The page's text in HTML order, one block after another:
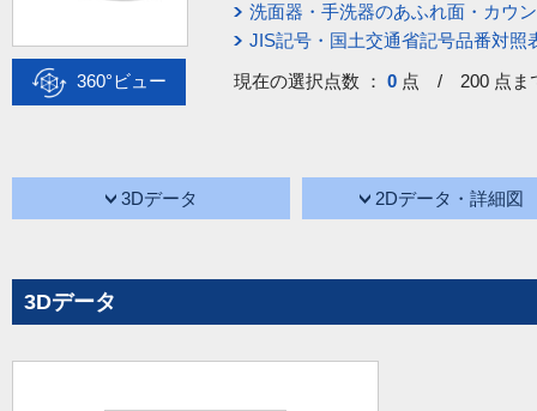
360°ビュー
洗面器・手洗器のあふれ面・カウ
JIS記号・国土交通省記号品番対照
現在の選択点数 ： 0 点 / 200 点ま
3Dデータ 2Dデータ・詳細図
3Dデータ